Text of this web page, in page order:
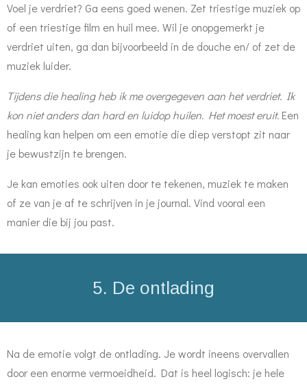
Voel je verdriet? Ga eens goed wenen. Zet triestige muziek op
of een triestige film en huil mee. Wil je onopgemerkt je
verdriet uiten, ga dan bijvoorbeeld in de douche en/ of zet de
muziek luider.
Tijdens die healing heb ik me overgegeven aan het verdriet. Ik
kon niet anders dan hard en luidop huilen. Het moest eruit. Een
healing kan helpen om een emotie die diep verstopt zit naar
je bewustzijn te brengen.
Je kan emoties ook uiten door te tekenen, muziek te maken
of ze van je af te schrijven in je journal. Vind vooral een
manier die bij jou past.
5. De ontlading
Na de emotie volgt de ontlading. Je wordt ineens overvallen
door een enorme vermoeidheid. Dat is heel logisch: je hele